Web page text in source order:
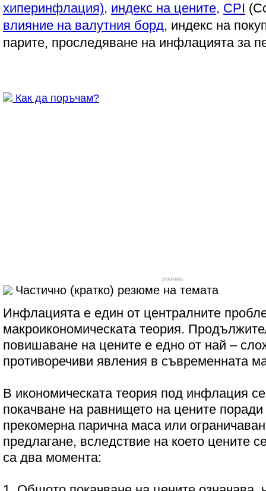
хиперинфлация), индекс на цените, CPI
влияние на валутния борд, индекс на
парите, проследяване на инфлацията за
Как да поръчам?
реклама
Частично (кратко) резюме на темата
Инфлацията е един от централните
макроикономическата теория.
повишаване на цените е едно от най –
противоречиви явления в съвременната
В икономическата теория под инфлация
покачване на равнището на цените
прекомерна парична маса или
предлагане, вследствие на което цените
са два момента: